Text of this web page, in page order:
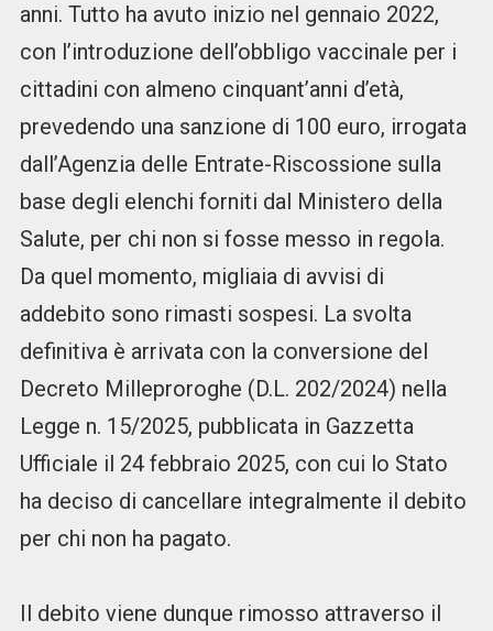
anni. Tutto ha avuto inizio nel gennaio 2022,
con l’introduzione dell’obbligo vaccinale per i
cittadini con almeno cinquant’anni d’età,
prevedendo una sanzione di 100 euro, irrogata
dall’Agenzia delle Entrate-Riscossione sulla
base degli elenchi forniti dal Ministero della
Salute, per chi non si fosse messo in regola.
Da quel momento, migliaia di avvisi di
addebito sono rimasti sospesi. La svolta
definitiva è arrivata con la conversione del
Decreto Milleproroghe (D.L. 202/2024) nella
Legge n. 15/2025, pubblicata in Gazzetta
Ufficiale il 24 febbraio 2025, con cui lo Stato
ha deciso di cancellare integralmente il debito
per chi non ha pagato.
Il debito viene dunque rimosso attraverso il